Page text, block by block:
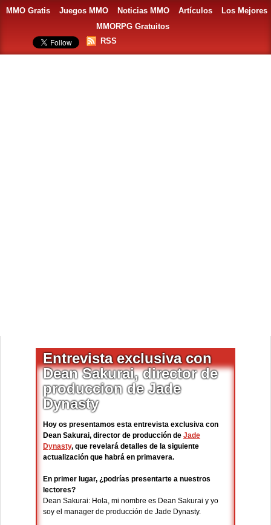
MMO Gratis Juegos MMO Noticias MMO Artículos
Los Mejores
MMORPG Gratuitos
RSS
Entrevista exclusiva con
Dean Sakurai, director de
produccion de Jade
Dynasty
Hoy os presentamos esta entrevista exclusiva con
Dean Sakurai, director de producción de Jade
Dynasty, que revelará detalles de la siguiente
actualización que habrá en primavera.
En primer lugar, ¿podrías presentarte a nuestros
lectores?
Dean Sakurai: Hola, mi nombre es Dean Sakurai y yo
soy el manager de producción de Jade Dynasty.